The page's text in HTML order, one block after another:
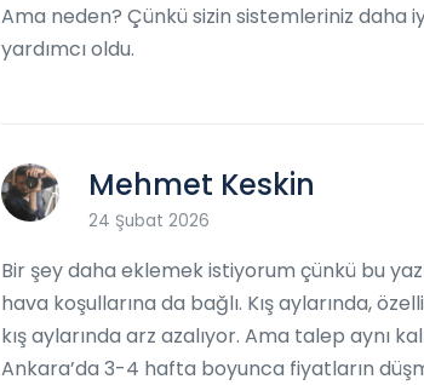
Ama neden? Çünkü sizin sistemleriniz daha
yardımcı oldu.
Mehmet Keskin
24 Şubat 2026
Bir şey daha eklemek istiyorum çünkü bu
hava koşullarına da bağlı. Kış aylarında,
kış aylarında arz azalıyor. Ama talep aynı
Ankara’da 3-4 hafta boyunca fiyatların